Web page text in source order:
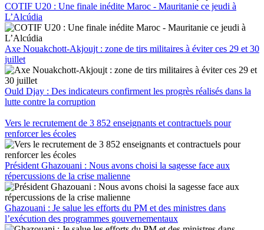
COTIF U20 : Une finale inédite Maroc - Mauritanie ce jeudi à
L’Alcúdia
Axe Nouakchott-Akjoujt : zone de tirs militaires à éviter ces 29 et 30
juillet
Ould Djay : Des indicateurs confirment les progrès réalisés dans la
lutte contre la corruption
Vers le recrutement de 3 852 enseignants et contractuels pour
renforcer les écoles
Président Ghazouani : Nous avons choisi la sagesse face aux
répercussions de la crise malienne
Ghazouani : Je salue les efforts du PM et des ministres dans
l’exécution des programmes gouvernementaux